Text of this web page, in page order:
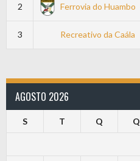
2 Ferrovia do Huambo
3 Recreativo da Caála
AGOSTO 2026
S T Q Q